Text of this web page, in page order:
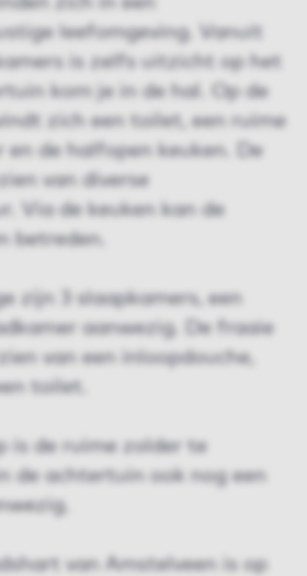
leefomgeving. Vanuit
is zelfs uitzicht op het
kom je in de hal. Op de
zich een toilet, een ruime
en de halfopen keuken. De
van diverse
Via de keuken kan de
betreden.
zijn 3 slaapkamers, een
aanwezig. De fraaie
van een inloopdouche,
toilet.
is de ruime zolder te
de achtertuin ook nog een
van Amstelveen is op